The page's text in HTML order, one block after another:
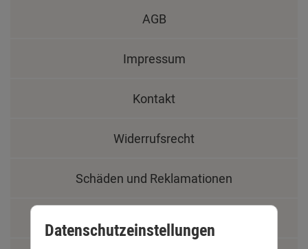
AGB
Impressum
Kontakt
Widerrufsrecht
Schäden und Reklamationen
Datenschutzeinstellungen